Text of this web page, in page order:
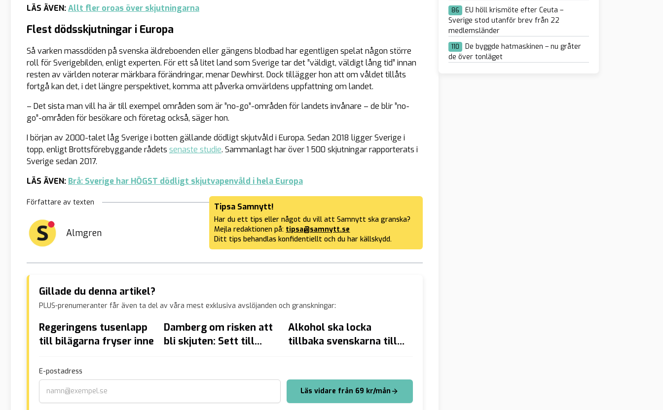
LÄS ÄVEN:Allt fler oroas över skjutningarna
Flest dödsskjutningar i Europa
Så varken massdöden på svenska äldreboenden eller gängens blodbad har egentligen spelat någon större
roll för Sverigebilden, enligt experten. För ett så litet land som Sverige tar det ”väldigt, väldigt lång tid” innan
resten av världen noterar märkbara förändringar, menar Dewhirst. Dock tillägger hon att om våldet tillåts
fortgå kan det, i det längre perspektivet, komma att påverka omvärldens uppfattning om landet.
– Det sista man vill ha är till exempel områden som är ”no-go”-områden för landets invånare – de blir ”no-
go”-områden för besökare och företag också, säger hon.
I början av 2000-talet låg Sverige i botten gällande dödligt skjutvåld i Europa. Sedan 2018 ligger Sverige i
topp, enligt Brottsförebyggande rådets senaste studie. Sammanlagt har över 1 500 skjutningar rapporterats i
Sverige sedan 2017.
LÄS ÄVEN: Brå: Sverige har HÖGST dödligt skjutvapenvåld i hela Europa
Författare av texten
Almgren
Tipsa Samnytt!
Har du ett tips eller något du vill att Samnytt ska granska?
Mejla redaktionen på: tipsa@samnytt.se
Ditt tips behandlas konfidentiellt och du har källskydd.
Gillade du denna artikel?
PLUS-prenumeranter får även ta del av våra mest exklusiva avslöjanden och granskningar:
Regeringens tusenlapp
till bilägarna fryser inne
Damberg om risken att
bli skjuten: Sett till
Alkohol ska locka
tillbaka svenskarna till
E-postadress
Läs vidare från 69 kr/mån
86
EU höll krismöte efter Ceuta –
Sverige stod utanför brev från 22
medlemsländer
110
De byggde hatmaskinen – nu gråter
de över tonläget